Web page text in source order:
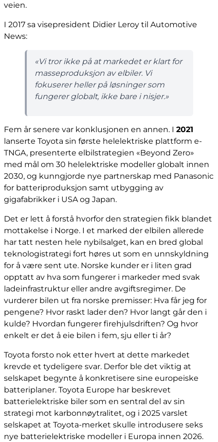
veien.
I 2017 sa visepresident Didier Leroy til Automotive
News:
«Vi tror ikke på at markedet er klart for
masseproduksjon av elbiler. Vi
fokuserer heller på løsninger som
fungerer globalt, ikke bare i nisjer.»
Fem år senere var konklusjonen en annen. I 2021
lanserte Toyota sin første helelektriske plattform e-
TNGA, presenterte elbilstrategien «Beyond Zero»
med mål om 30 helelektriske modeller globalt innen
2030, og kunngjorde nye partnerskap med Panasonic
for batteriproduksjon samt utbygging av
gigafabrikker i USA og Japan.
Det er lett å forstå hvorfor den strategien fikk blandet
mottakelse i Norge. I et marked der elbilen allerede
har tatt nesten hele nybilsalget, kan en bred global
teknologistrategi fort høres ut som en unnskyldning
for å være sent ute. Norske kunder er i liten grad
opptatt av hva som fungerer i markeder med svak
ladeinfrastruktur eller andre avgiftsregimer. De
vurderer bilen ut fra norske premisser: Hva får jeg for
pengene? Hvor raskt lader den? Hvor langt går den i
kulde? Hvordan fungerer firehjulsdriften? Og hvor
enkelt er det å eie bilen i fem, sju eller ti år?
Toyota forsto nok etter hvert at dette markedet
krevde et tydeligere svar. Derfor ble det viktig at
selskapet begynte å konkretisere sine europeiske
batteriplaner. Toyota Europe har beskrevet
batterielektriske biler som en sentral del av sin
strategi mot karbonnøytralitet, og i 2025 varslet
selskapet at Toyota-merket skulle introdusere seks
nye batterielektriske modeller i Europa innen 2026.